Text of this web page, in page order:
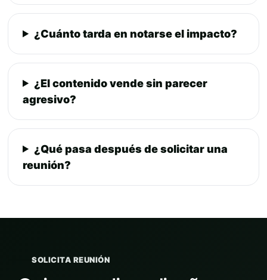
¿Cuánto tarda en notarse el impacto?
¿El contenido vende sin parecer
agresivo?
¿Qué pasa después de solicitar una
reunión?
SOLICITA REUNIÓN